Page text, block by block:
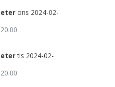
ons 2024-02-
tis 2024-02-